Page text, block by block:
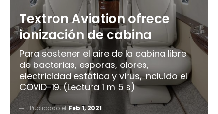
Textron Aviation ofrece
ionización de cabina
Para sostener el aire de la cabina libre
de bacterias, esporas, olores,
electricidad estática y virus, incluido el
COVID-19. (Lectura 1 m 5 s)
Publicado el Feb 1, 2021